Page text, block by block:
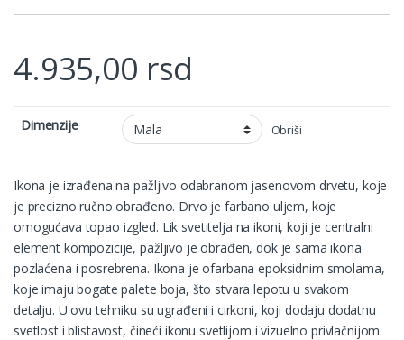
4.935,00 rsd
Dimenzije Obriši
Ikona je izrađena na pažljivo odabranom jasenovom drvetu, koje
je precizno ručno obrađeno. Drvo je farbano uljem, koje
omogućava topao izgled. Lik svetitelja na ikoni, koji je centralni
element kompozicije, pažljivo je obrađen, dok je sama ikona
pozlaćena i posrebrena. Ikona je ofarbana epoksidnim smolama,
koje imaju bogate palete boja, što stvara lepotu u svakom
detalju. U ovu tehniku su ugrađeni i cirkoni, koji dodaju dodatnu
svetlost i blistavost, čineći ikonu svetlijom i vizuelno privlačnijom.